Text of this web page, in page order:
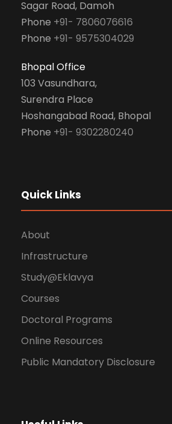
Sagar Road, Damoh
Phone +91- 7806076616
Phone +91- 9575304029
Bhopal Office
103 Vasundhara,
Surendra Place
Hoshangabad Road, Bhopal
Phone +91- 9302280240
Quick Links
About
Infrastructure
Study@Eklavya
Courses
Doctoral Programs
Online Resources
Public Mandatory Disclosure